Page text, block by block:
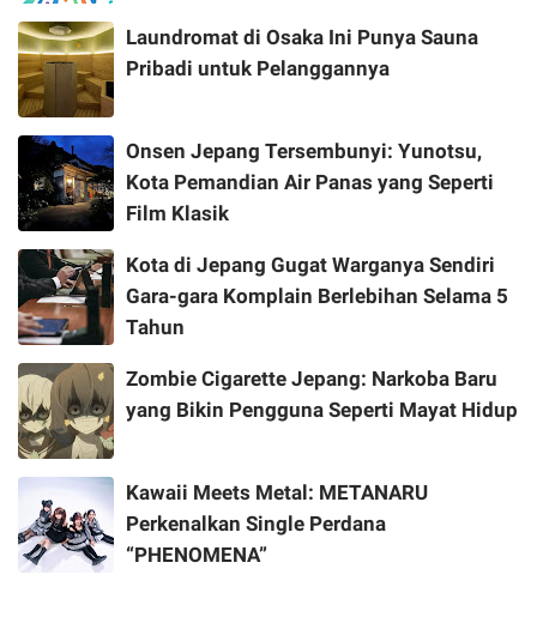
Laundromat di Osaka Ini Punya Sauna
Pribadi untuk Pelanggannya
Onsen Jepang Tersembunyi: Yunotsu,
Kota Pemandian Air Panas yang Seperti
Film Klasik
Kota di Jepang Gugat Warganya Sendiri
Gara-gara Komplain Berlebihan Selama 5
Tahun
Zombie Cigarette Jepang: Narkoba Baru
yang Bikin Pengguna Seperti Mayat Hidup
Kawaii Meets Metal: METANARU
Perkenalkan Single Perdana
“PHENOMENA”